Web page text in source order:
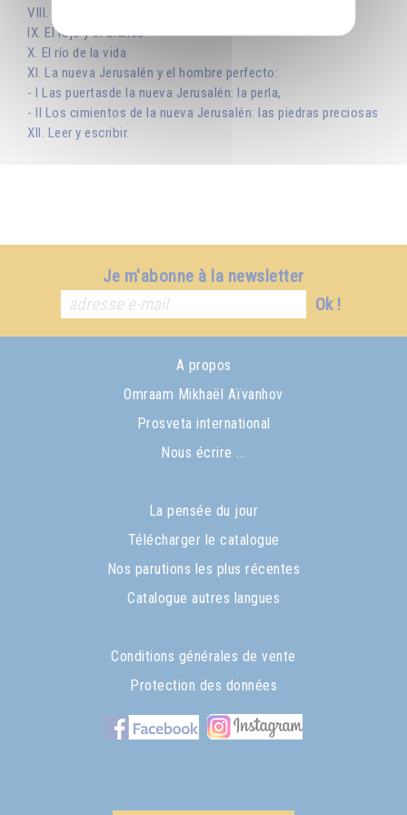
VIII. La construcción de la casa
IX. El rojo y el blanco
X. El río de la vida
XI. La nueva Jerusalén y el hombre perfecto:
- I Las puertasde la nueva Jerusalén: la perla,
- II Los cimientos de la nueva Jerusalén: las piedras preciosas
XII. Leer y escribir.
Je m'abonne à la newsletter
Ok !
A propos
Omraam Mikhaël Aïvanhov
Prosveta international
Nous écrire ...
La pensée du jour
Télécharger le catalogue
Nos parutions les plus récentes
Catalogue autres langues
Conditions générales de vente
Protection des données